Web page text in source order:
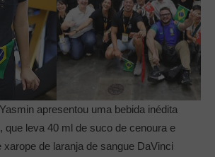
apresentou uma bebida inédita
que leva 40 ml de suco de cenoura e
xarope de laranja de sangue DaVinci